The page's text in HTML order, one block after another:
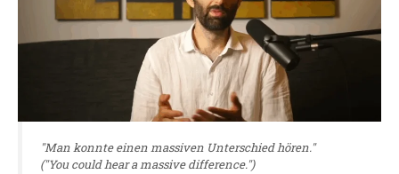
"Man konnte einen massiven Unterschied hören."
("You could hear a massive difference.")